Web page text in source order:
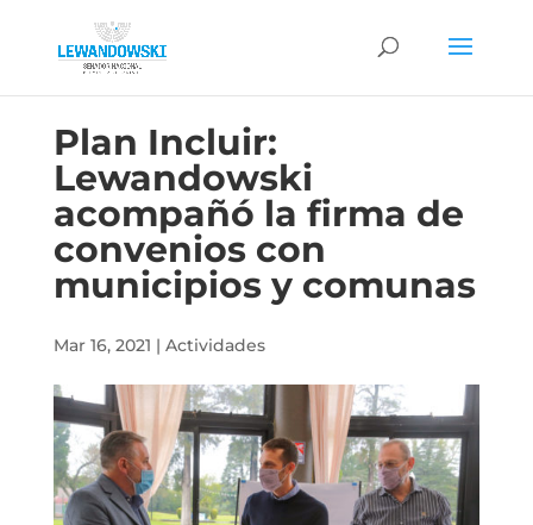
Plan Incluir:
Lewandowski
acompañó la firma de
convenios con
municipios y comunas
Mar 16, 2021 | Actividades